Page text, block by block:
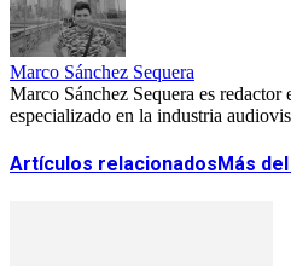
Marco Sánchez Sequera
Marco Sánchez Sequera es
especializado en la industria
Artículos relacionadosMás